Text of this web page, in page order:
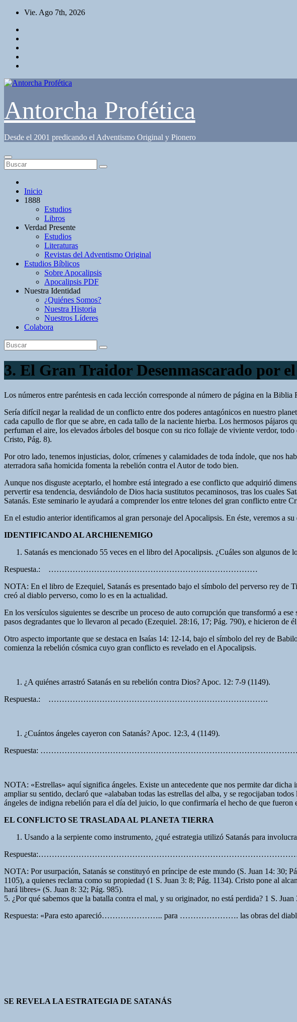
Saltar
contenido
Vie. Ago 7th, 2026
Antorcha Profética
Desde el 2001 predicando el Adventismo Original y Pionero
Inicio
1888
Estudios
Libros
Verdad Presente
Estudios
Literaturas
Revistas del Adventismo Original
Estudios Bíblicos
Sobre Apocalipsis
Apocalipsis PDF
Nuestra Identidad
¿Quiénes Somos?
Nuestra Historia
Nuestros Líderes
Colabora
3. El Gran Traidor Desenmascarado por
Los números entre paréntesis en cada lección corresponde al número de página en la Biblia
Sería difícil negar la realidad de un conflicto entre dos poderes antagónicos en nuestro
cada capullo de flor que se abre, en cada tallo de la naciente hierba. Los hermosos pájaros
perfuman el aire, los ele­vados árboles del bosque con su rico follaje de viviente verdor,
Cristo, Pág. 8).
Por otro lado, tenemos injusticias, dolor, crímenes y calamidades de toda índole, que nos
aterradora saña homicida fomenta la rebelión contra el Autor de todo bien.
Aunque nos disguste aceptarlo, el hombre está integrado a ese conflicto que adquirió
pervertir esa tendencia, desviándolo de Dios hacia sustitutos pecaminosos, tras los cuales
Satanás. Este seminario le ayudará a comprender los entre telones del gran conflicto entre
En el estudio anterior identificamos al gran personaje del Apocalipsis. En éste, veremos a su
IDENTIFICANDO AL ARCHIENEMIGO
Satanás es mencionado 55 veces en el libro del Apocalipsis. ¿Cuáles son algunos
Respuesta.: ……………………………………………………………………
NOTA: En el libro de Ezequiel, Satanás es presentado bajo el símbolo del perverso rey
creó al diablo perverso, como lo es en la actualidad.
En los versículos siguientes se describe un proceso de auto corrupción que transformó a
pasos degradantes que lo llevaron al pecado (Ezequiel. 28:16, 17; Pág. 790), e hicieron
Otro aspecto importante que se destaca en Isaías 14: 12-14, bajo el símbolo del rey de
comienza la rebelión cósmica cuyo gran conflicto es revelado en el Apocalipsis.
¿A quiénes arrastró Satanás en su rebelión contra Dios? Apoc. 12: 7-9 (1149).
Respuesta.: ……………………………………………………………………….
¿Cuántos ángeles cayeron con Satanás? Apoc. 12:3, 4 (1149).
Respuesta:
NOTA: «Estrellas» aquí significa ángeles. Existe un antecedente que nos permite dar
ampliar su sentido, declaró que «alababan todas las estrellas del alba, y se regocijaban
ángeles de indigna rebelión para el día del juicio, lo que confirmaría el hecho de que fueron
EL CONFLICTO SE TRASLADA AL PLANETA TIERRA
Usando a la serpiente como instrumento, ¿qué estrategia utilizó Satanás para
NOTA: Por usurpación, Satanás se constituyó en príncipe de este mundo (S. Juan 14: 30;
1105), a quienes reclama como su propiedad (1 S. Juan 3: 8; Pág. 1134). Cristo pone al
hará libres» (S. Juan 8: 32; Pág. 985).
5. ¿Por qué sabemos que la batalla contra el mal, y su originador, no está perdida? 1 S. Juan
Respuesta: «Para esto apareció………………….. para …………………. las obras del
SE REVELA LA ESTRATEGIA DE SATANÁS